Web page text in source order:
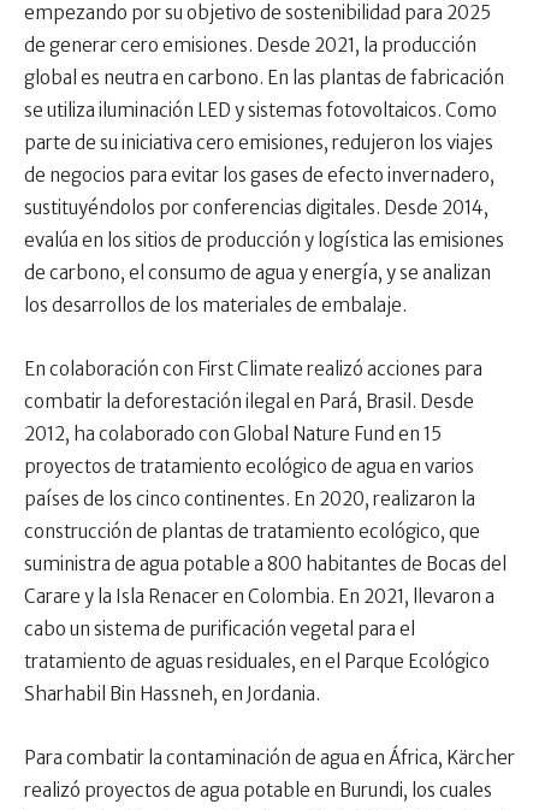
empezando por su objetivo de sostenibilidad para 2025
de generar cero emisiones. Desde 2021, la producción
global es neutra en carbono. En las plantas de fabricación
se utiliza iluminación LED y sistemas fotovoltaicos. Como
parte de su iniciativa cero emisiones, redujeron los viajes
de negocios para evitar los gases de efecto invernadero,
sustituyéndolos por conferencias digitales. Desde 2014,
evalúa en los sitios de producción y logística las emisiones
de carbono, el consumo de agua y energía, y se analizan
los desarrollos de los materiales de embalaje.
En colaboración con First Climate realizó acciones para
combatir la deforestación ilegal en Pará, Brasil. Desde
2012, ha colaborado con Global Nature Fund en 15
proyectos de tratamiento ecológico de agua en varios
países de los cinco continentes. En 2020, realizaron la
construcción de plantas de tratamiento ecológico, que
suministra de agua potable a 800 habitantes de Bocas del
Carare y la Isla Renacer en Colombia. En 2021, llevaron a
cabo un sistema de purificación vegetal para el
tratamiento de aguas residuales, en el Parque Ecológico
Sharhabil Bin Hassneh, en Jordania.
Para combatir la contaminación de agua en África, Kärcher
realizó proyectos de agua potable en Burundi, los cuales